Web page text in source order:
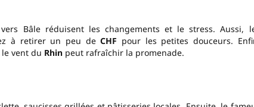
Bâle réduisent les changements et le stress. Aussi,
à retirer un peu deCHF pour les petites douceurs.
vent du Rhinpeut rafraîchir la promenade.